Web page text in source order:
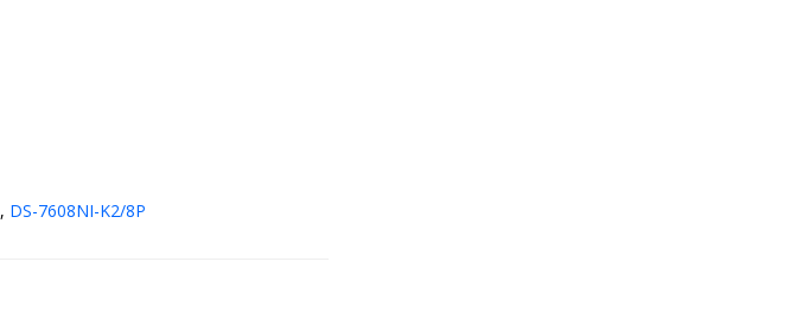
, DS-7608NI-K2/8P